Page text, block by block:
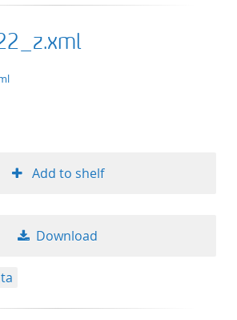
Add to shelf
Download